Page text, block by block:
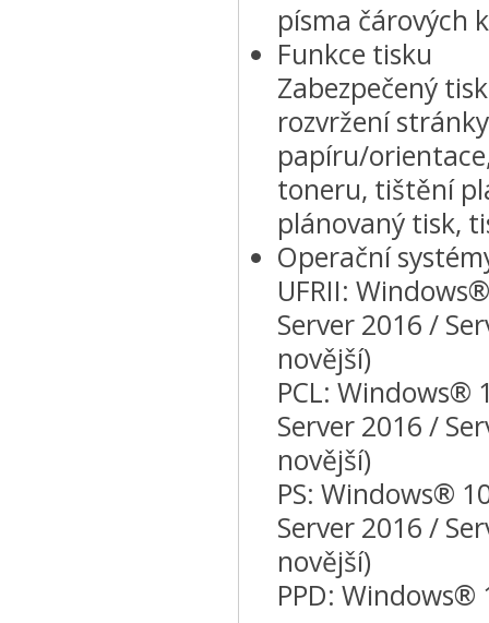
písma čárových
Funkce tisku
Zabezpečený
rozvržení
papíru/
toneru, tištění
plánovaný tisk,
Operační
UFRII:
Server 2016 /
novější)
PCL: Windows®
Server 2016 /
novější)
PS: Windows®
Server 2016 /
novější)
PPD: Windows®